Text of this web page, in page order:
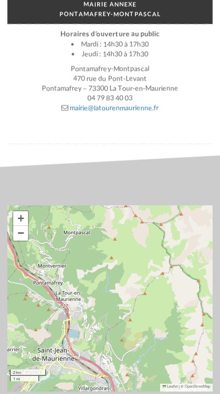
MAIRIE ANNEXE
PONTAMAFREY-MONTPASCAL
Horaires d’ouverture au public
Mardi : 14h30 à 17h30
Jeudi : 14h30 à 17h30
Pontamafrey-Montpascal
470 rue du Pont-Levant
Pontamafrey – 73300 La Tour-en-Maurienne
04 79 83 40 03
mairie@latourenmaurienne.fr
+
−
2 km
1 mi
Leaflet|©OpenStreetMap